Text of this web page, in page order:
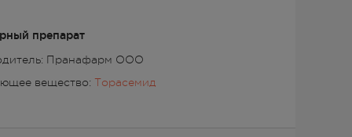
препарат
Пранафарм ООО
вещество: Торасемид